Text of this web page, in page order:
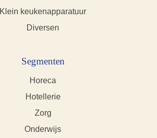
Klein keukenapparatuur
Diversen
Segmenten
Horeca
Hotellerie
Zorg
Onderwijs